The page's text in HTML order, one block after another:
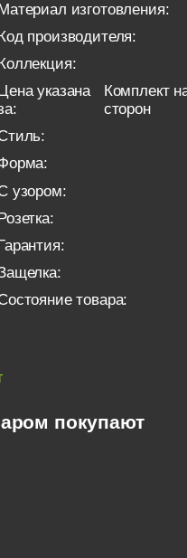
изготовления:
Код производителя:
Коллекция:
Цена указана
Комплект
сторон
узором:
товара:
покупают